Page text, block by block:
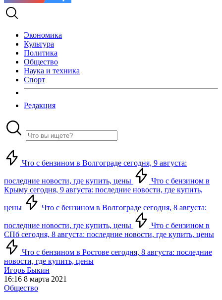
Экономика
Культура
Политика
Общество
Наука и техника
Спорт
Редакция
Что с бензином в Волгограде сегодня, 9 августа:
последние новости, где купить, цены
Что с бензином в
Крыму сегодня, 9 августа: последние новости, где купить,
цены Что с бензином в Волгограде сегодня, 8 августа:
последние новости, где купить, цены
Что с бензином в
СПб сегодня, 8 августа: последние новости, где купить, цены
Что с бензином в Ростове сегодня, 8 августа: последние
новости, где купить, цены
Игорь Быкин
16:16 8 марта 2021
Общество